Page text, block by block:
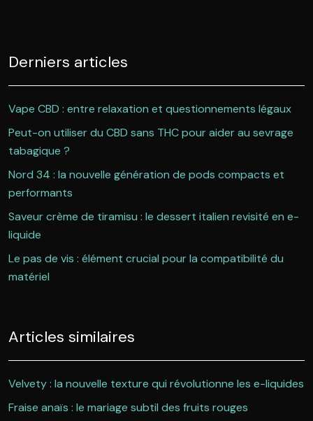
Derniers articles
Vape CBD : entre relaxation et questionnements légaux
Peut-on utiliser du CBD sans THC pour aider au sevrage
tabagique ?
Nord 34 : la nouvelle génération de pods compacts et
performants
Saveur crème de tiramisu : le dessert italien revisité en e-
liquide
Le pas de vis : élément crucial pour la compatibilité du
matériel
Articles similaires
Velvety : la nouvelle texture qui révolutionne les e-liquides
Fraise anaïs : le mariage subtil des fruits rouges